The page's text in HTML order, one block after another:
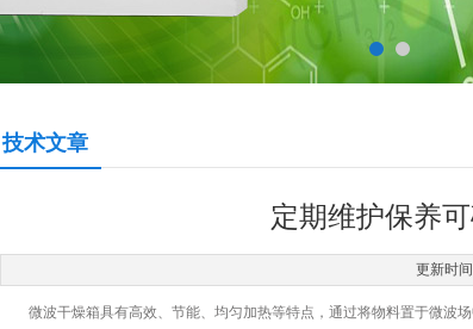
技术文章
定期维护保养
更新时
微波干燥箱具有高效、节能、均匀加热等特点，通过将物料置于微波